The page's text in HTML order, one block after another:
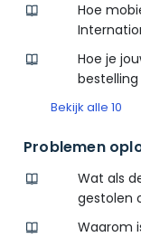
Hoe
Hoe je
bestelling
Bekijk alle 10
Problemen
Wat als
gestolen
Waarom